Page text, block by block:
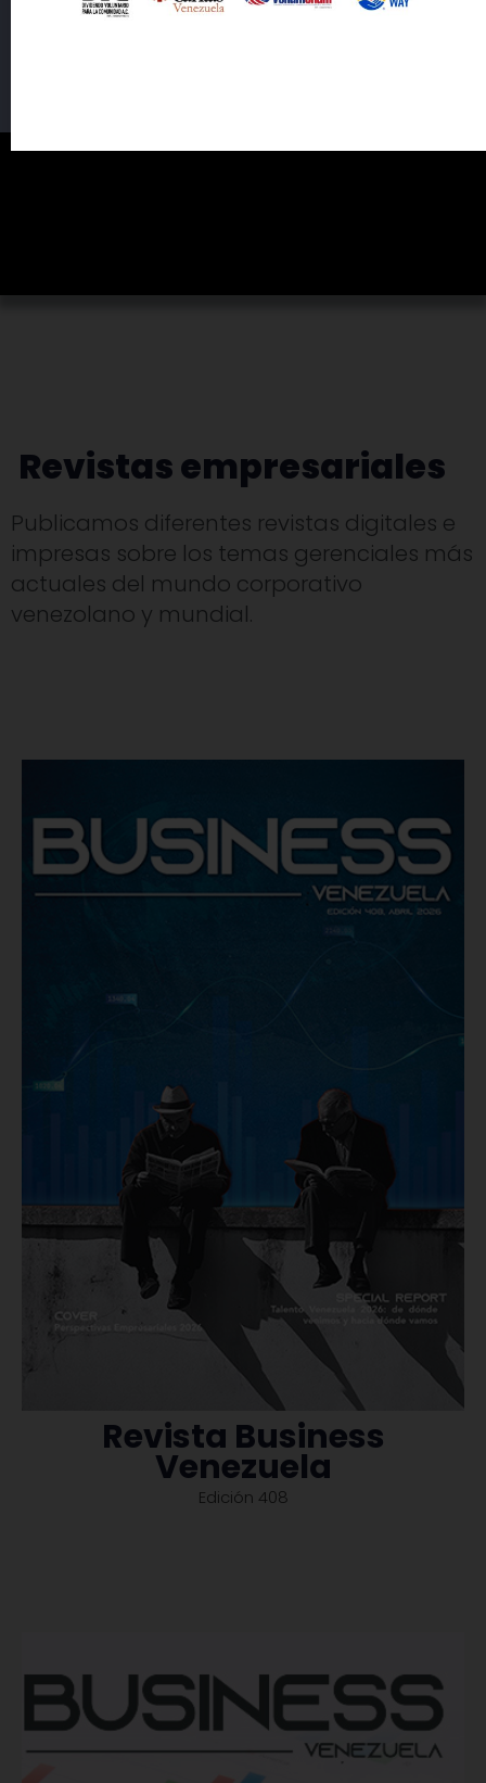
Revistas empresariales
Publicamos diferentes revistas digitales e
impresas sobre los temas gerenciales más
actuales del mundo corporativo
venezolano y mundial.
Revista Business
Venezuela
Edición 408